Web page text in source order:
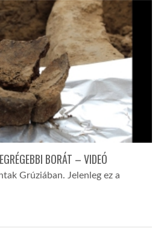
BORÁT – VIDEÓ
Grúziában. Jelenleg ez a